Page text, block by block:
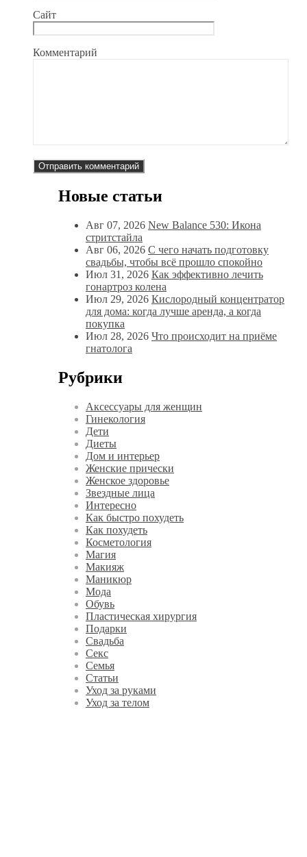
Сайт
Комментарий
Новые статьи
Авг 07, 2026 New Balance 530: Икона
стритстайла
Авг 06, 2026 С чего начать подготовку
свадьбы, чтобы всё прошло спокойно
Июл 31, 2026 Как эффективно лечить
гонартроз колена
Июл 29, 2026 Кислородный концентратор
для дома: когда лучше аренда, а когда
покупка
Июл 28, 2026 Что происходит на приёме
гнатолога
Рубрики
Аксессуары для женщин
Гинекология
Дети
Диеты
Дом и интерьер
Женские прически
Женское здоровье
Звездные лица
Интересно
Как быстро похудеть
Как похудеть
Косметология
Магия
Макияж
Маникюр
Мода
Обувь
Пластическая хирургия
Подарки
Свадьба
Секс
Семья
Статьи
Уход за руками
Уход за телом